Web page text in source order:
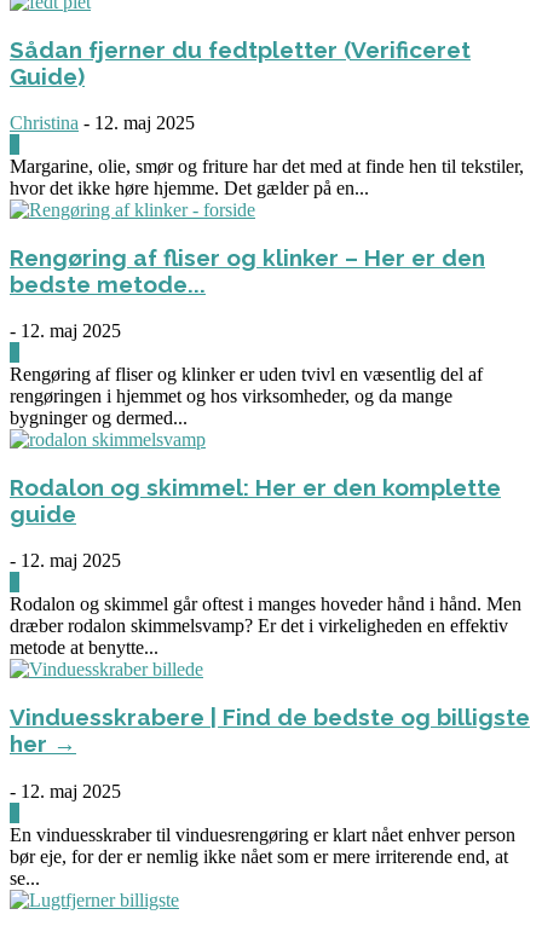
Sådan fjerner du fedtpletter (Verificeret
Guide)
Christina - 12. maj 2025
Margarine, olie, smør og friture har det med at finde hen til tekstiler,
hvor det ikke høre hjemme. Det gælder på en...
Rengøring af fliser og klinker – Her er den
bedste metode...
- 12. maj 2025
Rengøring af fliser og klinker er uden tvivl en væsentlig del af
rengøringen i hjemmet og hos virksomheder, og da mange
bygninger og dermed...
Rodalon og skimmel: Her er den komplette
guide
- 12. maj 2025
Rodalon og skimmel går oftest i manges hoveder hånd i hånd. Men
dræber rodalon skimmelsvamp? Er det i virkeligheden en effektiv
metode at benytte...
Vinduesskrabere | Find de bedste og billigste
her →
- 12. maj 2025
En vinduesskraber til vinduesrengøring er klart nået enhver person
bør eje, for der er nemlig ikke nået som er mere irriterende end, at
se...